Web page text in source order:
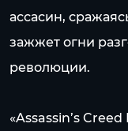
ассасин,
зажжет огни
революции.
«Assassin’s